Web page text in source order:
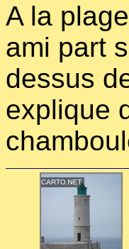
A la
ami part
dessus
explique